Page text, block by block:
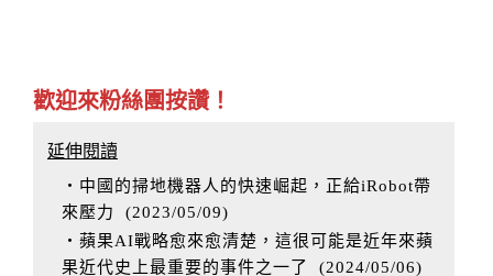
歡迎來粉絲團按讚！
延伸閱讀
‧中國的掃地機器人的快速崛起，正給iRobot帶
來壓力
(2023/05/09)
‧蘋果AI戰略愈來愈清楚，這很可能是近年來蘋
果近代史上最重要的事件之一了
(2024/05/06)